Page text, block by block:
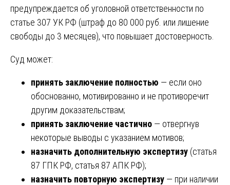
предупреждается об уголовной ответственности по
статье 307 УК РФ (штраф до 80 000 руб. или лишение
свободы до 3 месяцев), что повышает достоверность.
Суд может:
принять заключение полностью — если оно
обоснованно, мотивированно и не противоречит
другим доказательствам;
принять заключение частично — отвергнув
некоторые выводы с указанием мотивов;
назначить дополнительную экспертизу (статья
87 ГПК РФ, статья 87 АПК РФ);
назначить повторную экспертизу — при наличии